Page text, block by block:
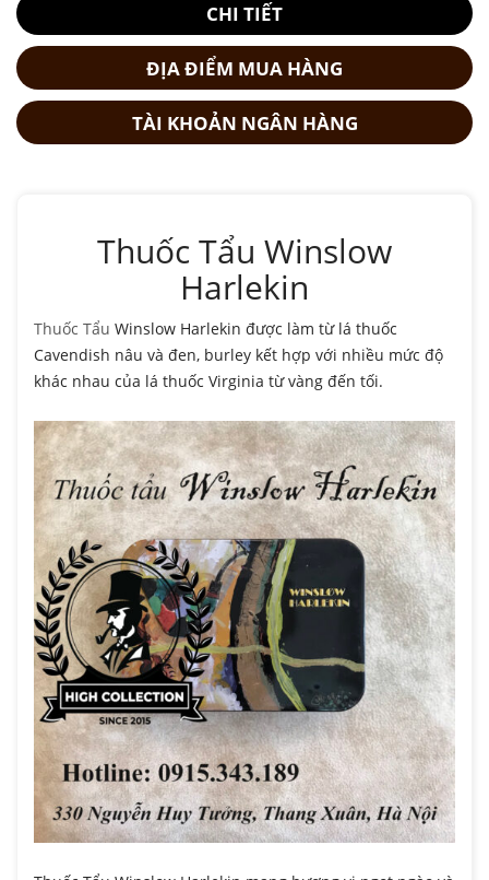
CHI TIẾT
ĐỊA ĐIỂM MUA HÀNG
TÀI KHOẢN NGÂN HÀNG
Thuốc Tẩu Winslow
Harlekin
Thuốc Tẩu Winslow Harlekin được làm từ lá thuốc
Cavendish nâu và đen, burley kết hợp với nhiều mức độ
khác nhau của lá thuốc Virginia từ vàng đến tối.